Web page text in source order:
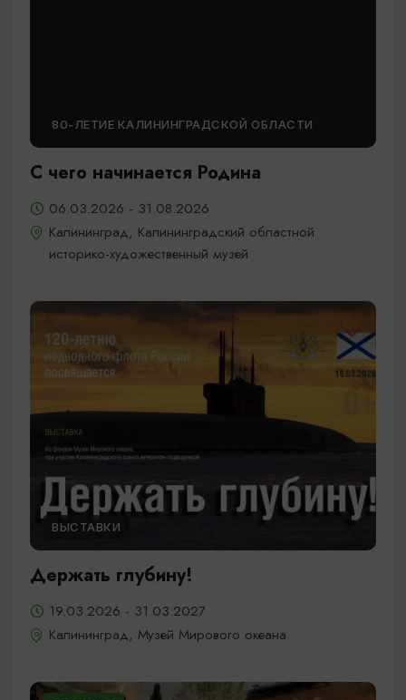
80-ЛЕТИЕ КАЛИНИНГРАДСКОЙ ОБЛАСТИ
С чего начинается Родина
06.03.2026 - 31.08.2026
Калининград, Калининградский областной
историко-художественный музей
ВЫСТАВКИ
Держать глубину!
19.03.2026 - 31.03.2027
Калининград, Музей Мирового океана